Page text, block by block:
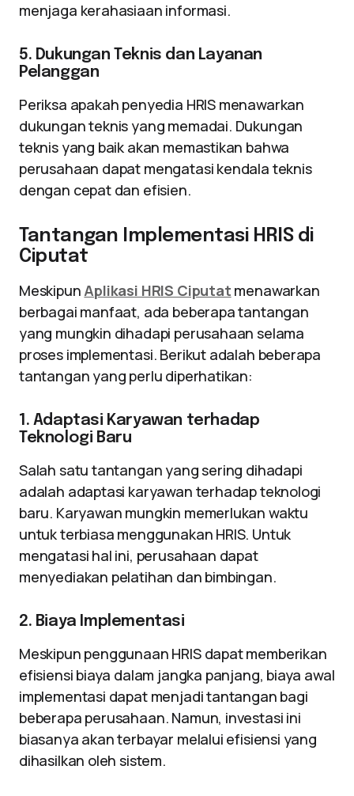
menjaga kerahasiaan informasi.
5. Dukungan Teknis dan Layanan
Pelanggan
Periksa apakah penyedia HRIS menawarkan
dukungan teknis yang memadai. Dukungan
teknis yang baik akan memastikan bahwa
perusahaan dapat mengatasi kendala teknis
dengan cepat dan efisien.
Tantangan Implementasi HRIS di
Ciputat
Meskipun Aplikasi HRIS Ciputat menawarkan
berbagai manfaat, ada beberapa tantangan
yang mungkin dihadapi perusahaan selama
proses implementasi. Berikut adalah beberapa
tantangan yang perlu diperhatikan:
1. Adaptasi Karyawan terhadap
Teknologi Baru
Salah satu tantangan yang sering dihadapi
adalah adaptasi karyawan terhadap teknologi
baru. Karyawan mungkin memerlukan waktu
untuk terbiasa menggunakan HRIS. Untuk
mengatasi hal ini, perusahaan dapat
menyediakan pelatihan dan bimbingan.
2. Biaya Implementasi
Meskipun penggunaan HRIS dapat memberikan
efisiensi biaya dalam jangka panjang, biaya awal
implementasi dapat menjadi tantangan bagi
beberapa perusahaan. Namun, investasi ini
biasanya akan terbayar melalui efisiensi yang
dihasilkan oleh sistem.